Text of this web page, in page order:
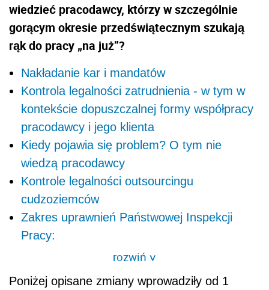
wiedzieć pracodawcy, którzy w szczególnie
gorącym okresie przedświątecznym szukają
rąk do pracy „na już”?
Nakładanie kar i mandatów
Kontrola legalności zatrudnienia - w tym w
kontekście dopuszczalnej formy współpracy
pracodawcy i jego klienta
Kiedy pojawia się problem? O tym nie
wiedzą pracodawcy
Kontrole legalności outsourcingu
cudzoziemców
Zakres uprawnień Państwowej Inspekcji
Pracy:
rozwiń>
Poniżej opisane zmiany wprowadziły od 1